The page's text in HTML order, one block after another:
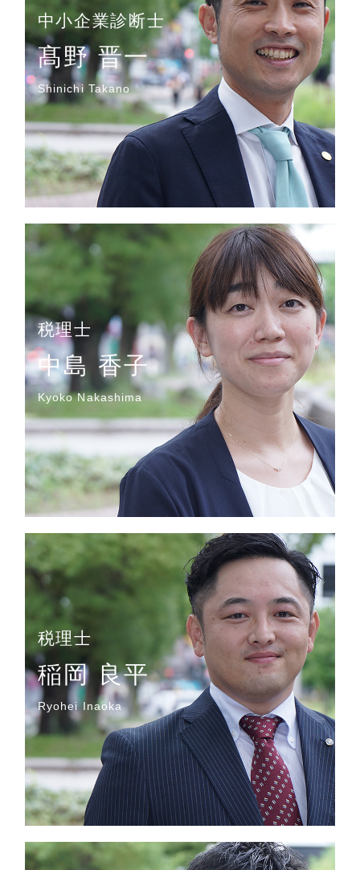
中小企業診断士
髙野 晋一
Shinichi Takano
税理士
中島 香子
Kyoko Nakashima
税理士
稲岡 良平
Ryohei Inaoka